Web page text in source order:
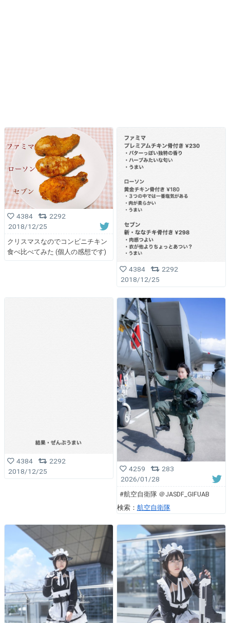
4384
2292
2018/12/25
クリスマスなのでコンビニチキン
食べ比べてみた (個人の感想です)
4384
2292
2018/12/25
4384
2292
2018/12/25
4259
283
2026/01/28
#航空自衛隊 ＠JASDF_GIFUAB
検索： 航空自衛隊